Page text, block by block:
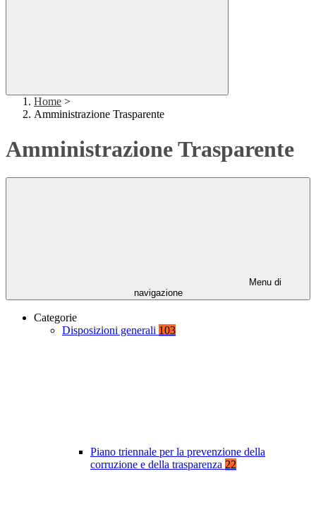
Home >
Amministrazione Trasparente
Amministrazione Trasparente
Menu di
navigazione
Categorie
Disposizioni generali 103
Piano triennale per la prevenzione della
corruzione e della trasparenza 22